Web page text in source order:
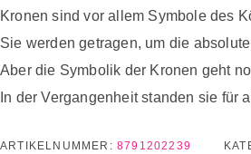
Kronen sind vor allem Symbole des
Sie werden getragen, um die
Aber die Symbolik der Kronen geht
In der Vergangenheit standen sie
ARTIKELNUMMER: 8791202239